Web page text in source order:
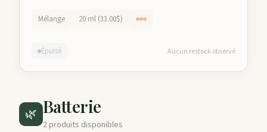
Mélange 20 ml (33.00$)
Épuisé Aucun restock observé
🌿 Batterie
2 produits disponibles